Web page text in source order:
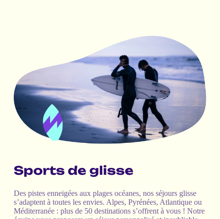
Sports de glisse
Des pistes enneigées aux plages océanes, nos séjours glisse
s’adaptent à toutes les envies. Alpes, Pyrénées, Atlantique ou
Méditerranée : plus de 50 destinations s’offrent à vous ! Notre